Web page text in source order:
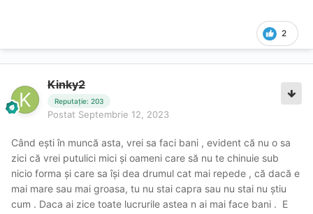
2
Kinky2
Reputație: 203
Postat Septembrie 12, 2023
Când ești în muncă asta, vrei sa faci bani , evident că nu o sa
zici că vrei putulici mici și oameni care să nu te chinuie sub
nicio forma și care sa își dea drumul cat mai repede , că dacă e
mai mare sau mai groasa, tu nu stai capra sau nu stai nu știu
cum . Daca ai zice toate lucrurile astea n ai mai face bani . E